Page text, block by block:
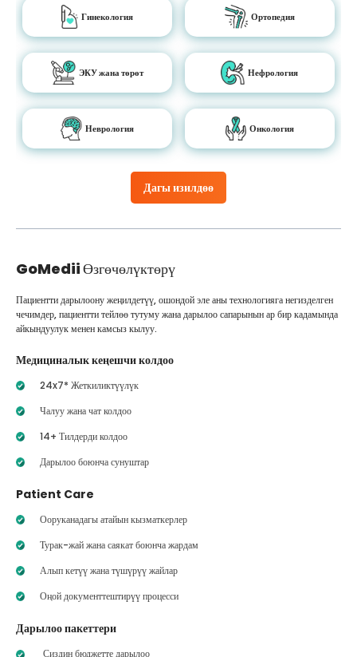
Дагы изилдөө
Гинекология Ортопедия
ЭКУ жана төрөт Нефрология
Неврология Онкология
GoMediiӨзгөчөлүктөрү
Пациентти дарылоону жеңилдетүү, ошондой эле аны технологияга негизделген
чечимдер, пациентти тейлөө тутуму жана дарылоо сапарынын ар бир кадамында
айкындуулук менен камсыз кылуу.
Медициналык кеңешчи колдоо
24x7* Жеткиликтүүлүк
Чалуу жана чат колдоо
14+ Тилдерди колдоо
Дарылоо боюнча сунуштар
Patient Care
Ооруканадагы атайын кызматкерлер
Турак-жай жана саякат боюнча жардам
Алып кетүү жана түшүрүү жайлар
Оңой документтештирүү процесси
Дарылоо пакеттери
Сиздин бюджетте дарылоо